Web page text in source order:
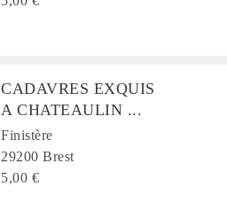
CADAVRES EXQUIS
A CHATEAULIN ...
Finistère
29200 Brest
5,00 €